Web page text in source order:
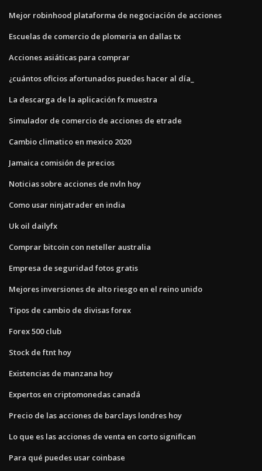
Mejor robinhood plataforma de negociación de acciones
Escuelas de comercio de plomeria en dallas tx
Acciones asiáticas para comprar
¿cuántos oficios afortunados puedes hacer al día_
La descarga de la aplicación fx muestra
Simulador de comercio de acciones de etrade
Cambio climatico en mexico 2020
Jamaica comisión de precios
Noticias sobre acciones de nvln hoy
Como usar ninjatrader en india
Uk oil dailyfx
Comprar bitcoin con neteller australia
Empresa de seguridad fotos gratis
Mejores inversiones de alto riesgo en el reino unido
Tipos de cambio de divisas forex
Forex 500 club
Stock de ftnt hoy
Existencias de manzana hoy
Expertos en criptomonedas canadá
Precio de las acciones de barclays londres hoy
Lo que es las acciones de venta en corto significan
Para qué puedes usar coinbase